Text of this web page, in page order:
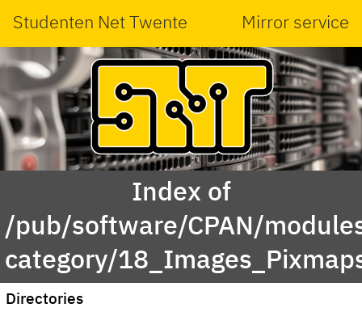
Studenten Net Twente Mirror service
Index of
/pub/software/CPAN/
category/
Directories